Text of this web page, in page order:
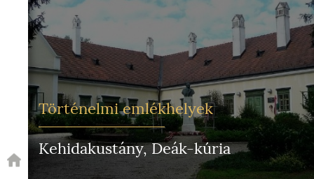
Történelmi emlékhelyek
Kehidakustány, Deák-kúria